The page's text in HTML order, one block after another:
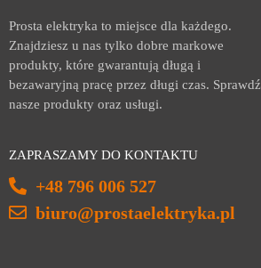
Prosta elektryka to miejsce dla każdego.
Znajdziesz u nas tylko dobre markowe
produkty, które gwarantują długą i
bezawaryjną pracę przez długi czas. Sprawdź
nasze produkty oraz usługi.
ZAPRASZAMY DO KONTAKTU
+48 796 006 527
biuro@prostaelektryka.pl